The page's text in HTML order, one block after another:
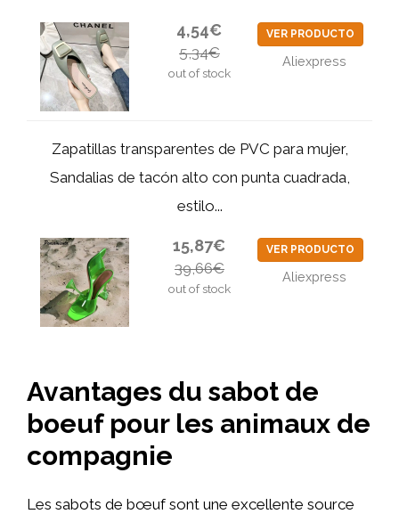
4,54€
5,34€
out of stock
VER PRODUCTO
Aliexpress
Zapatillas transparentes de PVC para mujer,
Sandalias de tacón alto con punta cuadrada,
estilo...
15,87€
39,66€
out of stock
VER PRODUCTO
Aliexpress
Avantages du sabot de
boeuf pour les animaux de
compagnie
Les sabots de bœuf sont une excellente source